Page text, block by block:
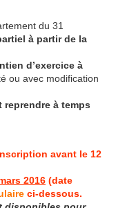
du 31
à partir de la
d’exercice à
ou avec modification
reprendre à temps
avant le 12
2016 (date
ci-dessous.